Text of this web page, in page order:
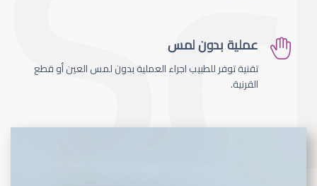
عملية بدون لمس
تقنية توفر للطبيب اجراء العملية بدون لمس العين أو قطع
القرنية.